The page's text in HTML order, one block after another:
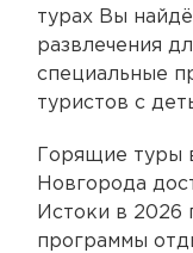
турах Вы
развлечения
специальные
туристов с
Горящие туры
Новгорода
Истоки в 2026
программы